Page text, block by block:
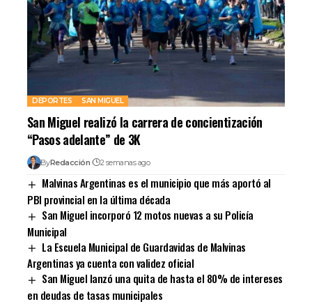
DEPORTES SAN MIGUEL
San Miguel realizó la carrera de concientización
“Pasos adelante” de 3K
ByRedacción 2 semanas ago
Malvinas Argentinas es el municipio que más aportó al
PBI provincial en la última década
San Miguel incorporó 12 motos nuevas a su Policía
Municipal
La Escuela Municipal de Guardavidas de Malvinas
Argentinas ya cuenta con validez oficial
San Miguel lanzó una quita de hasta el 80% de intereses
en deudas de tasas municipales